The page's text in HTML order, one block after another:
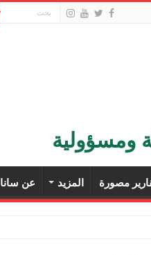
ومسؤولية
مصورة المزيد عن سانا